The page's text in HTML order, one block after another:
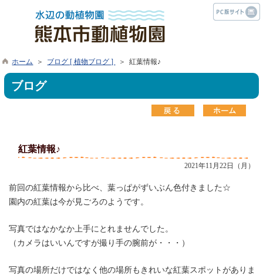
ホーム ＞ ブログ [ 植物ブログ ] ＞ 紅葉情報♪
ブログ
紅葉情報♪
2021年11月22日（月）
前回の紅葉情報から比べ、葉っぱがずいぶん色付きました☆
園内の紅葉は今が見ごろのようです。
写真ではなかなか上手にとれませんでした。
（カメラはいいんですが撮り手の腕前が・・・）
写真の場所だけではなく他の場所もきれいな紅葉スポットがありま